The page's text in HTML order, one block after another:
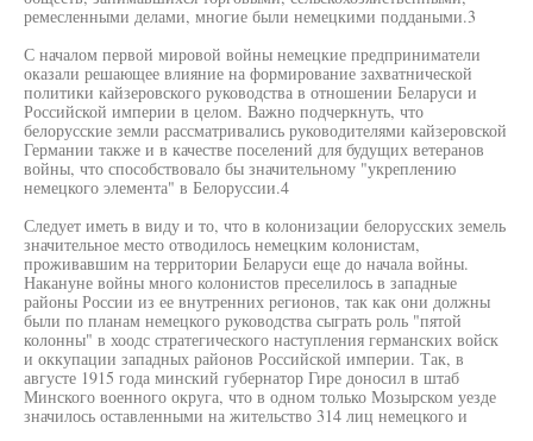
ремесленными делами, многие были немецкими поддаными.3
С началом первой мировой войны немецкие предприниматели
оказали решающее влияние на формирование захватнической
политики кайзеровского руководства в отношении Беларуси и
Российской империи в целом. Важно подчеркнуть, что
белорусские земли рассматривались руководителями кайзеровской
Германии также и в качестве поселений для будущих ветеранов
войны, что способствовало бы значительному "укреплению
немецкого элемента" в Белоруссии.4
Следует иметь в виду и то, что в колонизации белорусских земель
значительное место отводилось немецким колонистам,
проживавшим на территории Беларуси еще до начала войны.
Накануне войны много колонистов преселилось в западные
районы России из ее внутренних регионов, так как они должны
были по планам немецкого руководства сыграть роль "пятой
колонны" в хоодс стратегического наступления германских войск
и оккупации западных районов Российской империи. Так, в
августе 1915 года минский губернатор Гире доносил в штаб
Минского военного округа, что в одном только Мозырском уезде
значилось оставленными на жительство 314 лиц немецкого и